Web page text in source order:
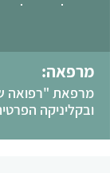
מרפאה:
מרפאת "רפואה
ובקליניקה